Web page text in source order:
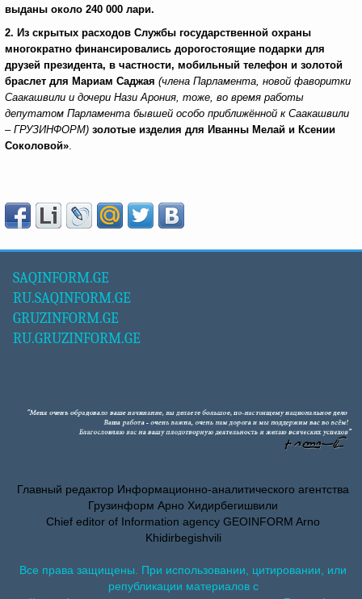
выданы около 240 000 лари.
2. Из скрытых расходов Службы государственной охраны
многократно финансировались дорогостоящие подарки для
друзей президента, в частности, мобильный телефон и золотой
браслет для Мариам Саджая (члена Парламента, новой фаворитки
Саакашвили и дочери Нази Арония, тоже, во время работы
депутатом Парламента бывшей особо приближённой к Саакашвили
– ГРУЗИНФОРМ) золотые изделия для Иванны Мелай и Ксении
Соколовой».
SAQINFORM.GE
RU.SAQINFORM.GE
GRUZINFORM.GE
RU.GRUZINFORM.GE
Главный редактор Информационно-аналитического агентства
Грузинформ Арно Хидирбегишвили
Chief editor of Information agency GEOINFORM Arno
Khidirbegishvili
Все права защищены. При использовании, цитировании, или
републикации материалов с